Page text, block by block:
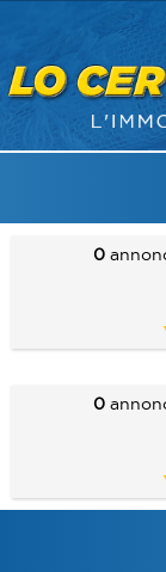
ACCUEIL
TOUTES LES
MAISONS
LOCATIONS
TOUTES LES
RECHERCHER
ALERTE E-MAIL
0
0